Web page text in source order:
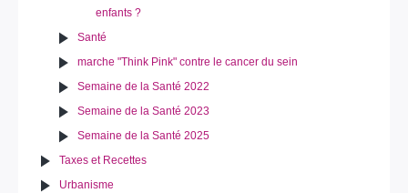
enfants ?
Santé
marche "Think Pink" contre le cancer du sein
Semaine de la Santé 2022
Semaine de la Santé 2023
Semaine de la Santé 2025
Taxes et Recettes
Urbanisme